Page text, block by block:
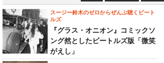
スージー鈴木のゼロからぜんぶ聴くビート
ルズ
『グラス・オニオン』コミックソ
ング然としたビートルズ版「微笑
がえし」